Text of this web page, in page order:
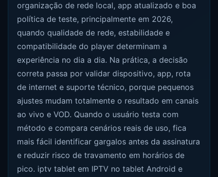
organização de rede local, app atualizado e boa
política de teste, principalmente em 2026,
quando qualidade de rede, estabilidade e
compatibilidade do player determinam a
experiência no dia a dia. Na prática, a decisão
correta passa por validar dispositivo, app, rota
de internet e suporte técnico, porque pequenos
ajustes mudam totalmente o resultado em canais
ao vivo e VOD. Quando o usuário testa com
método e compara cenários reais de uso, fica
mais fácil identificar gargalos antes da assinatura
e reduzir risco de travamento em horários de
pico. iptv tablet em IPTV no tablet Android e